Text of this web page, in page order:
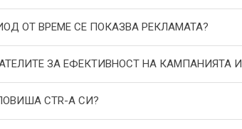
ОТ ВРЕМЕ СЕ ПОКАЗВА РЕКЛАМАТА?
ЗА ЕФЕКТИВНОСТ НА КАМПАНИЯТА
СТR-А СИ?